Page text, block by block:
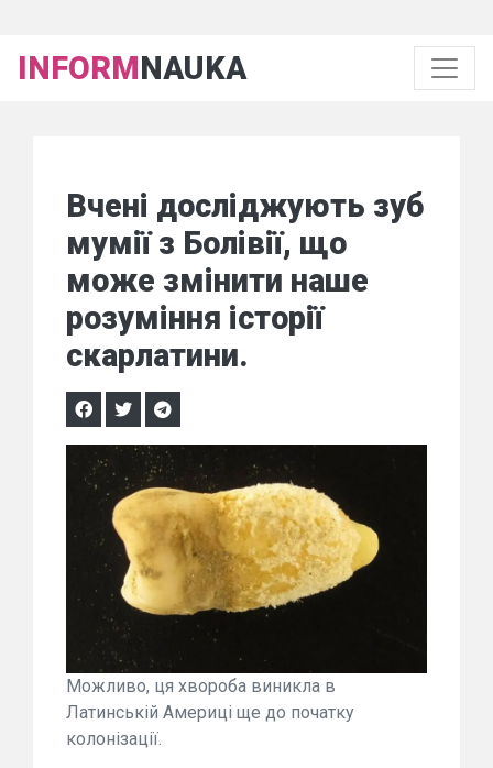
INFORMNAUKA
Вчені досліджують зуб
мумії з Болівії, що
може змінити наше
розуміння історії
скарлатини.
Можливо, ця хвороба виникла в
Латинській Америці ще до початку
колонізації.